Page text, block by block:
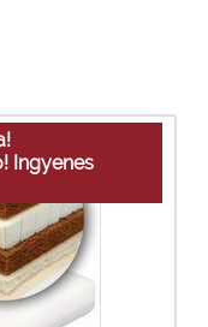
Ingyenes